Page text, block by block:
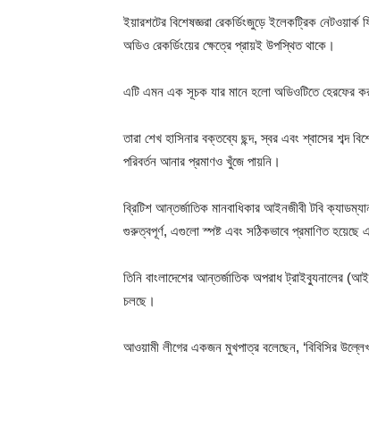
ইয়ারশটের বিশেষজ্ঞরা রেকর্ডিংজুড়ে ইলেকট্রিক
অডিও রেকর্ডিংয়ের ক্ষেত্রে প্রায়ই উপস্থিত থাকে।
এটি এমন এক সূচক যার মানে হলো অডিওটিতে হেরফের
তারা শেখ হাসিনার বক্তব্যে ছন্দ, স্বর এবং শ্বাসের
পরিবর্তন আনার প্রমাণও খুঁজে পায়নি।
ব্রিটিশ আন্তর্জাতিক মানবাধিকার আইনজীবী টবি
গুরুত্বপূর্ণ, এগুলো স্পষ্ট এবং সঠিকভাবে প্রমাণিত হয়েছে
তিনি বাংলাদেশের আন্তর্জাতিক অপরাধ ট্রাইব্যুনালের
চলছে।
আওয়ামী লীগের একজন মুখপাত্র বলেছেন, ‘বিবিসির